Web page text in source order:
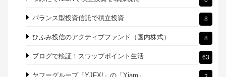
インデックスファンド（株式、債券） 7
エメラダで未上場ベンチャーに投資（IPO） 5
クレジットカードでのポイント積立運用 8
システムトレード（FXの自動取引） 30